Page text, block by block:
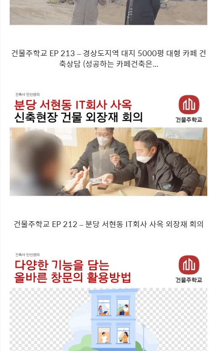
건물주학교 EP 213 – 경상도지역 대지 5000평 대형 카페 건
축상담 (성공하는 카페건축은...
건물주학교 EP 212 – 분당 서현동 IT회사 사옥 외장재 회의